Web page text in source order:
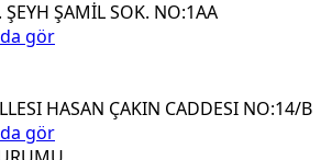
ŞAMİL SOK. NO:1AA
gör
HASAN ÇAKIN CADDESI NO:14/B
gör